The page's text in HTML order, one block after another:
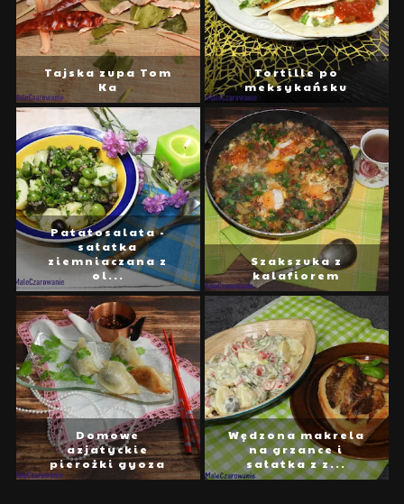
Tajska zupa Tom
Ka
Tortille po
meksykańsku
Patatosalata -
sałatka
ziemniaczana z
ol...
Szakszuka z
kalafiorem
Domowe
azjatyckie
pierożki gyoza
Wędzona makrela
na grzance i
sałatka z z...